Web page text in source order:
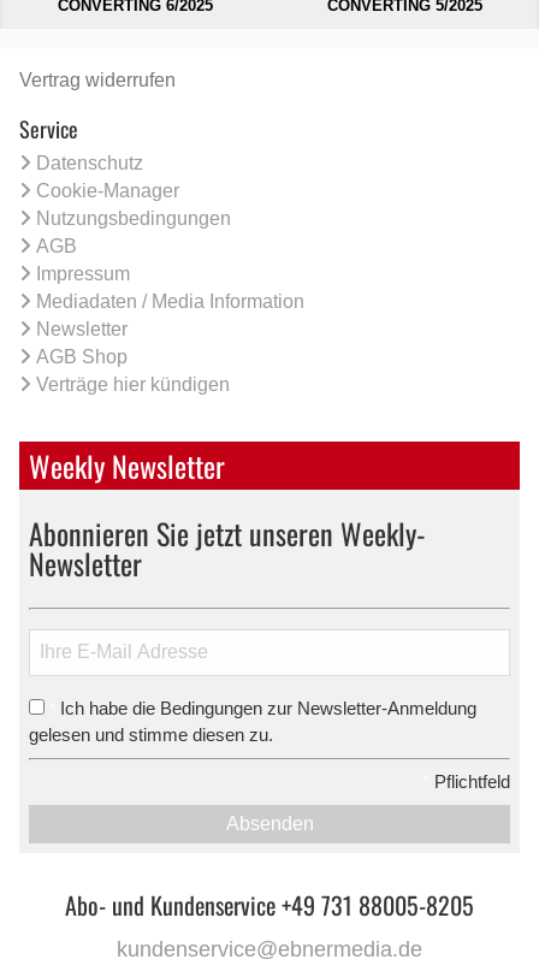
CONVERTING 6/2025
CONVERTING 5/2025
Vertrag widerrufen
Service
Datenschutz
Cookie-Manager
Nutzungsbedingungen
AGB
Impressum
Mediadaten / Media Information
Newsletter
AGB Shop
Verträge hier kündigen
Weekly Newsletter
Abonnieren Sie jetzt unseren Weekly-
Newsletter
Ich habe die Bedingungen zur Newsletter-Anmeldung
gelesen und stimme diesen zu.
Pflichtfeld
Absenden
Abo- und Kundenservice +49 731 88005-8205
kundenservice@ebnermedia.de